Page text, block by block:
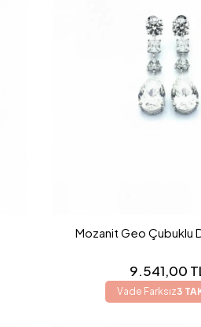
Mozanit Geo Çubuklu
9.541,00
Vade Farksız3